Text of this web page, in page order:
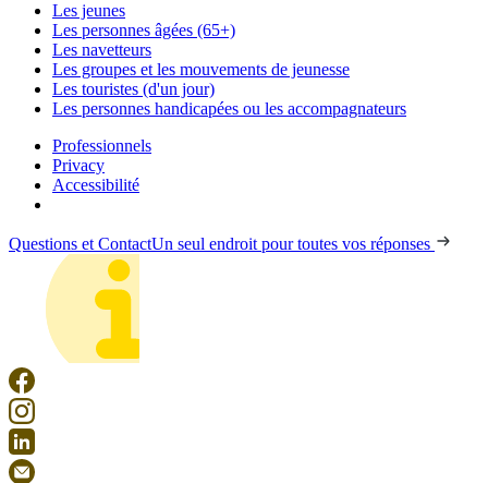
Les jeunes
Les personnes âgées (65+)
Les navetteurs
Les groupes et les mouvements de jeunesse
Les touristes (d'un jour)
Les personnes handicapées ou les accompagnateurs
Professionnels
Privacy
Accessibilité
Questions et ContactUn seul endroit pour toutes vos réponses